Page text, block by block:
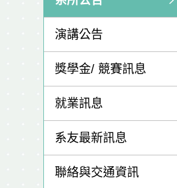
演講公告
獎學金/ 競賽訊息
就業訊息
系友最新訊息
聯絡與交通資訊